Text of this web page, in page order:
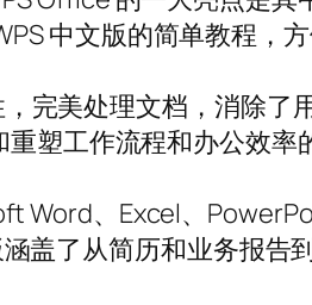
中文版的简单教程，
完美处理文档，消除
塑工作流程和办公效率
Word、Excel、
盖了从简历和业务报